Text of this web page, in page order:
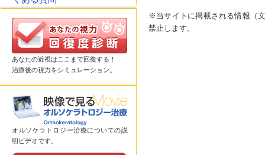
あなたの近視はここまで回復する！
治療後の視力をシミュレーション。
オルソケラトロジー治療についての説
明ビデオです。
※当サイトに掲載される情報（
禁止します。